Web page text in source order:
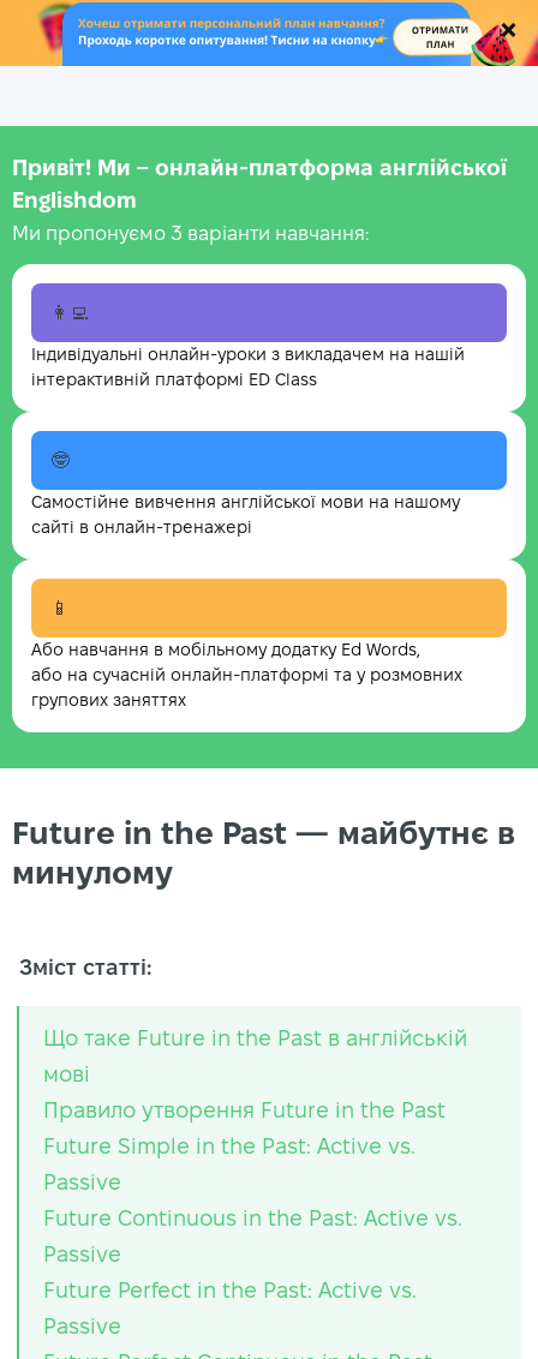
.
Привіт! Ми – онлайн-платформа англійської
Englishdom
Ми пропонуємо 3 варіанти навчання:
👩‍💻
Індивідуальні онлайн-уроки з викладачем на нашій
інтерактивній платформі ED Class
🤓
Самостійне вивчення англійської мови на нашому
сайті в онлайн-тренажері
📱
Або навчання в мобільному додатку Ed Words,
або на сучасній онлайн-платформі та у розмовних
групових заняттях
Future in the Past — майбутнє в
минулому
Зміст статті:
Що таке Future in the Past в англійській
мові
Правило утворення Future in the Past
Future Simple in the Past: Active vs.
Passive
Future Continuous in the Past: Active vs.
Passive
Future Perfect in the Past: Active vs.
Passive